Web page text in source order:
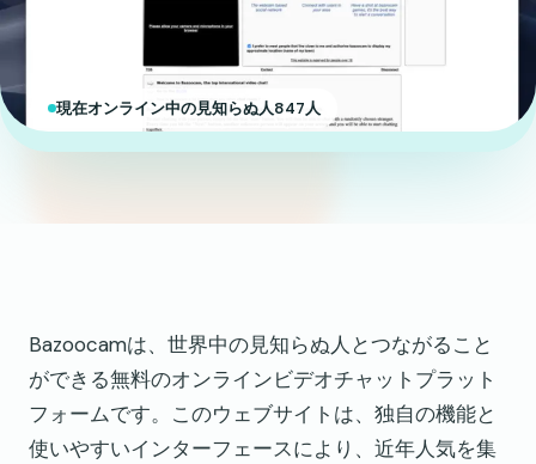
現在オンライン中の見知らぬ人847人
Bazoocamは、世界中の見知らぬ人とつながること
ができる無料のオンラインビデオチャットプラット
フォームです。このウェブサイトは、独自の機能と
使いやすいインターフェースにより、近年人気を集